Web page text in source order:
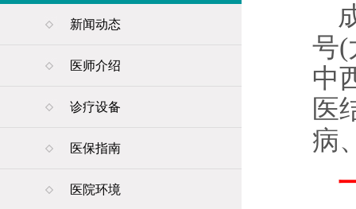
新闻动态
医师介绍
诊疗设备
医保指南
医院环境
号(
中
医
病